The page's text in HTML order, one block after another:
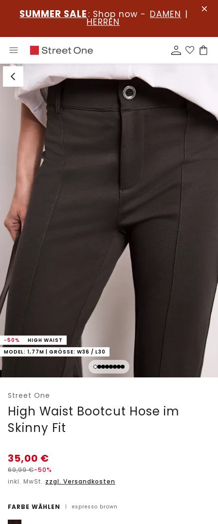
SUMMER SALE : Shop now - DAMEN |
HERREN
-50%
HIGH WAIST
MODEL: 1,77M | GRÖSSE: W36 / L30
Street One
High Waist Bootcut Hose im
Skinny Fit
35,00 €
69,99€-50%
inkl. MwSt. zzgl. Versandkosten
FARBE WÄHLEN | espresso brown